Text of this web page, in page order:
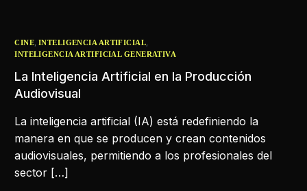
CINE, INTELIGENCIA ARTIFICIAL,
INTELIGENCIA ARTIFICIAL GENERATIVA
La Inteligencia Artificial en la Producción
Audiovisual
La inteligencia artificial (IA) está redefiniendo la
manera en que se producen y crean contenidos
audiovisuales, permitiendo a los profesionales del
sector […]